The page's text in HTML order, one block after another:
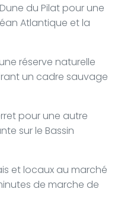
du Pilat pour une
Atlantique et la
réserve naturelle
un cadre sauvage
pour une autre
sur le Bassin
et locaux au marché
de marche de